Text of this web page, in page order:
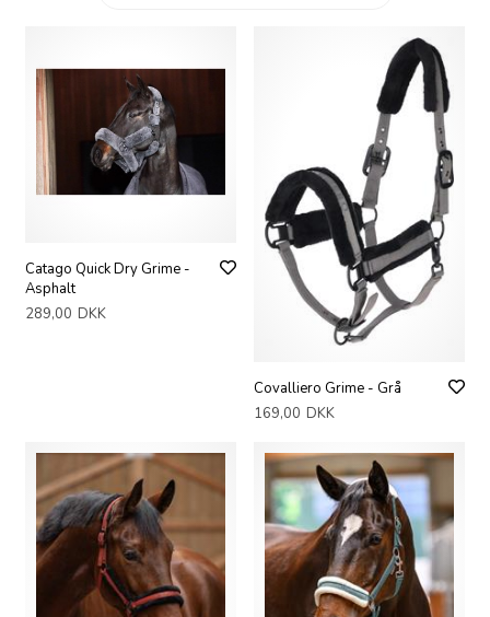
Catago Quick Dry Grime -
Asphalt
289,00 DKK
Covalliero Grime - Grå
169,00 DKK